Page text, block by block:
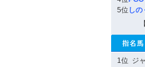
5位 しの
【
1位 ジ